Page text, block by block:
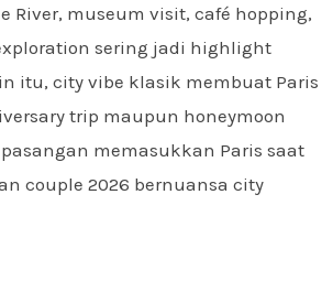
River, museum visit, café hopping,
sering jadi highlight
itu, city vibe klasik membuat Paris
trip maupun honeymoon
memasukkan Paris saat
couple 2026 bernuansa city